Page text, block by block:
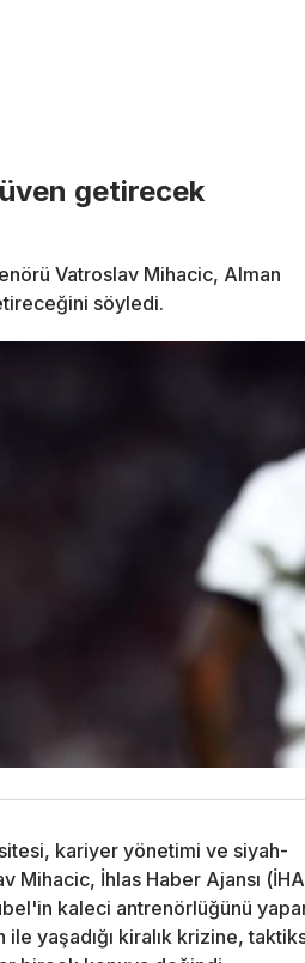
getirecek
Vatroslav Mihacic, Alman
söyledi.
kariyer yönetimi ve siyah-
Mihacic, İhlas Haber Ajansı
kaleci antrenörlüğünü
yaşadığı kiralık krizine,